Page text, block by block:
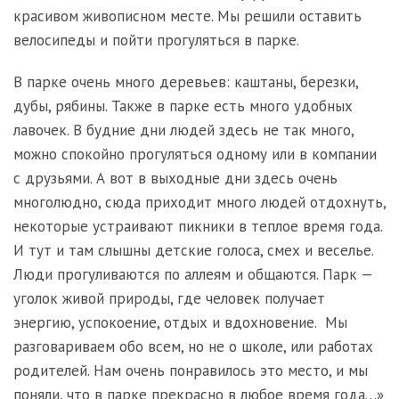
красивом живописном месте. Мы решили оставить
велосипеды и пойти прогуляться в парке.
В парке очень много деревьев: каштаны, березки,
дубы, рябины. Также в парке есть много удобных
лавочек. В будние дни людей здесь не так много,
можно спокойно прогуляться одному или в компании
с друзьями. А вот в выходные дни здесь очень
многолюдно, сюда приходит много людей отдохнуть,
некоторые устраивают пикники в теплое время года.
И тут и там слышны детские голоса, смех и веселье.
Люди прогуливаются по аллеям и общаются. Парк —
уголок живой природы, где человек получает
энергию, успокоение, отдых и вдохновение. Мы
разговариваем обо всем, но не о школе, или работах
родителей. Нам очень понравилось это место, и мы
поняли, что в парке прекрасно в любое время года…»